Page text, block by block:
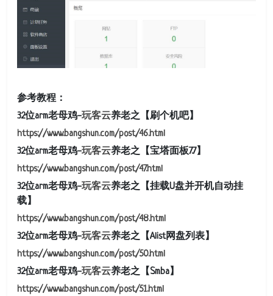
参考教程：
32位arm老母鸡-玩客云养老之【刷个机吧】
https://www.bangshun.com/post/46.html
32位arm老母鸡-玩客云养老之【宝塔面板7.7】
https://www.bangshun.com/post/47.html
32位arm老母鸡-玩客云养老之【挂载U盘并开机自动挂
载】
https://www.bangshun.com/post/48.html
32位arm老母鸡-玩客云养老之【Alist网盘列表】
https://www.bangshun.com/post/50.html
32位arm老母鸡-玩客云养老之【Smba】
https://www.bangshun.com/post/51.html